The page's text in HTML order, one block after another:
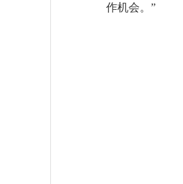
作机会。”